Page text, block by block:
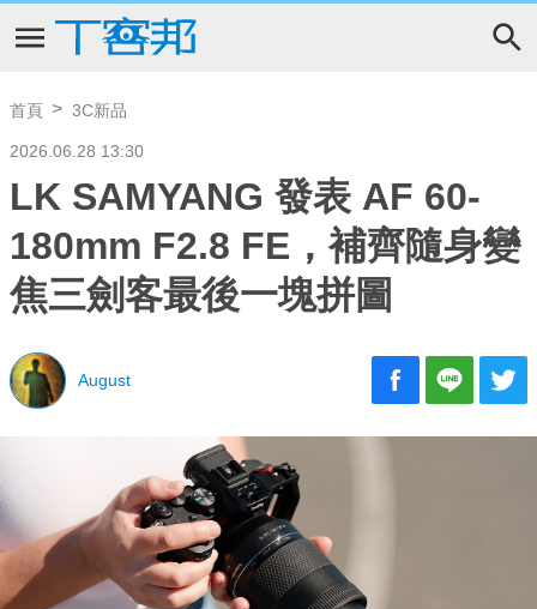
首頁 3C新品
2026.06.28 13:30
LK SAMYANG 發表 AF 60-
180mm F2.8 FE，補齊隨身變
焦三劍客最後一塊拼圖
August